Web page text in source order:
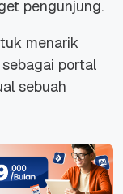
pengunjung.
menarik
portal
sebuah